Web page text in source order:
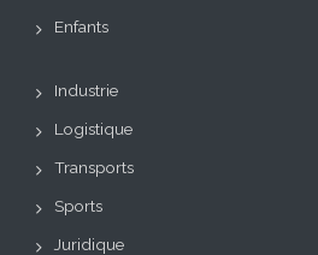
Enfants
Industrie
Logistique
Transports
Sports
Juridique